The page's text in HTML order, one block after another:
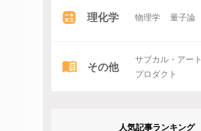
理化学 物理学 量子論
その他 サブカル・アート
プロダクト
人気記事ランキング